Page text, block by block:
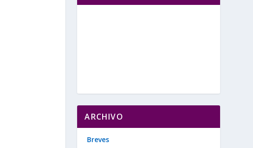
ARCHIVO
Breves